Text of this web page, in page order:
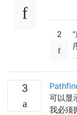
2
3
可以显
我必须